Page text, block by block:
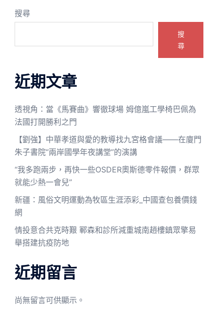
搜尋
搜
尋
近期文章
透視角：當《馬賽曲》響徹球場 姆億嵐工學椅巴佩為
法國打開勝利之門
【劉強】中華孝道與愛的教導找九宮格會議——在廈門
朱子書院“兩岸國學年夜講堂”的演講
“我多跑兩步，再快一些OSDER奧斯德零件報價，群眾
就能少熱一會兒”
新疆：風俗文明運動為牧區生涯添彩_中國查包養價錢
網
情投意合共克時艱 鄆森和診所減重城南趙樓鎮眾擎易
舉搭建抗疫防地
近期留言
尚無留言可供顯示。